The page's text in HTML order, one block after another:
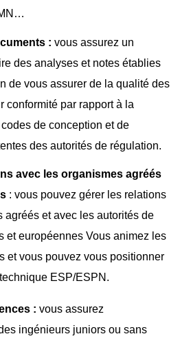
: vous assurez un
des analyses et notes établies
de vous assurer de la qualité des
conformité par rapport à la
de conception et de
des autorités de régulation.
avec les organismes agréés
: vous pouvez gérer les relations
agréés et avec les autorités de
et européennes Vous animez les
et vous pouvez vous positionner
ESP/ESPN.
: vous assurez
ingénieurs juniors ou sans